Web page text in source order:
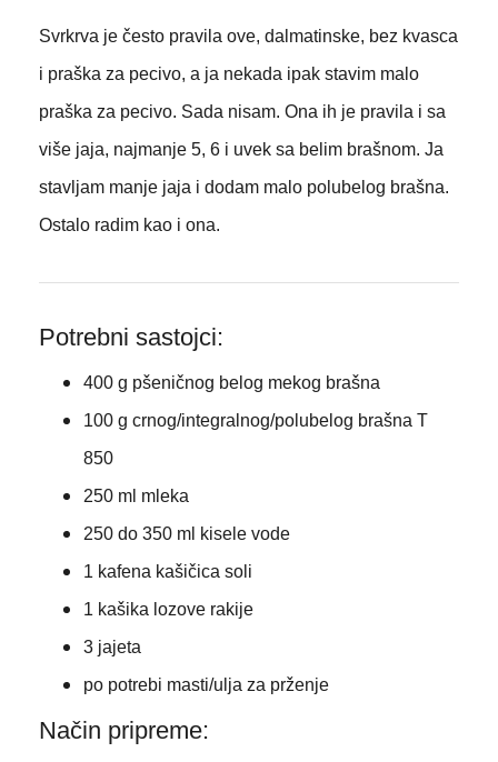
Svrkrva je često pravila ove, dalmatinske, bez kvasca
i praška za pecivo, a ja nekada ipak stavim malo
praška za pecivo. Sada nisam. Ona ih je pravila i sa
više jaja, najmanje 5, 6 i uvek sa belim brašnom. Ja
stavljam manje jaja i dodam malo polubelog brašna.
Ostalo radim kao i ona.
Potrebni sastojci:
400 g pšeničnog belog mekog brašna
100 g crnog/integralnog/polubelog brašna T
850
250 ml mleka
250 do 350 ml kisele vode
1 kafena kašičica soli
1 kašika lozove rakije
3 jajeta
po potrebi masti/ulja za prženje
Način pripreme: